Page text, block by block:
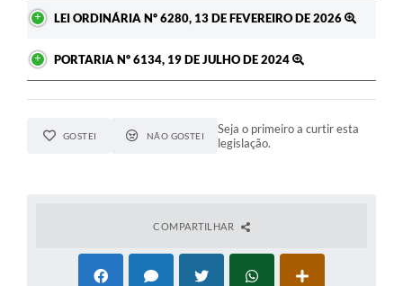
LEI ORDINÁRIA Nº 6280, 13 DE FEVEREIRO DE 2026
PORTARIA Nº 6134, 19 DE JULHO DE 2024
GOSTEI NÃO GOSTEI
Seja o primeiro a curtir esta
legislação.
COMPARTILHAR